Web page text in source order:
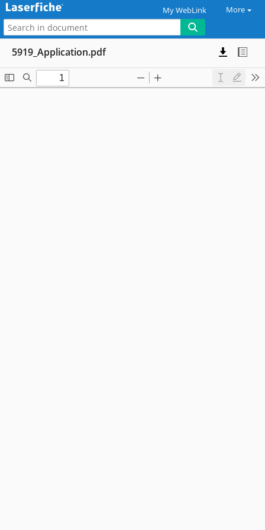
My WebLink More
5919_Application.pdf